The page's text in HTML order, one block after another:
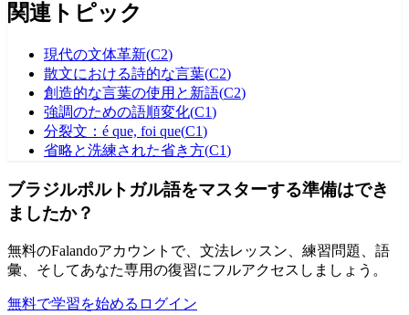
関連トピック
現代の文体革新(C2)
散文における詩的な言葉(C2)
創造的な言葉の使用と新語(C2)
強調のための語順変化(C1)
分裂文：é que, foi que(C1)
省略と洗練された省き方(C1)
ブラジルポルトガル語をマスターする準備はでき
ましたか？
無料のFalandoアカウントで、文法レッスン、練習問題、語
彙、そしてあなた専用の復習にフルアクセスしましょう。
無料で学習を始める ログイン